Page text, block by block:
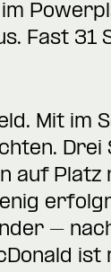
im
Fast 31
Mit im
Drei
auf Platz
–